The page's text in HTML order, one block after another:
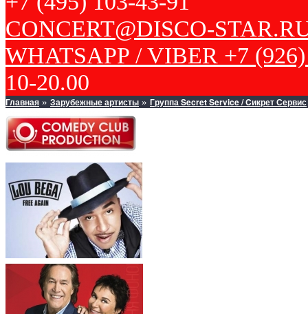
CONCERT@DISCO-
WHATSAPP / VIBER +7
10-20.00
Главная » Зарубежные артисты » Группа Secret Service / Cикрет Сервис